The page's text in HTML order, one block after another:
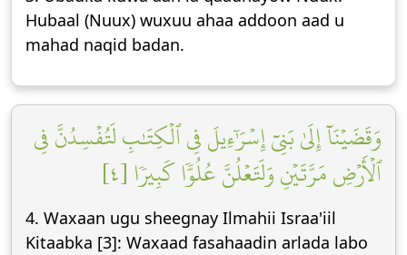
Hubaal (Nuux) wuxuu ahaa addoon aad u
mahad naqid badan.
وَقَضَيۡنَآ إِلَىٰ بَنِيٓ إِسۡرَٰٓءِيلَ فِي ٱلۡكِتَٰبِ لَتُفۡسِدُنَّ فِي
ٱلۡأَرۡضِ مَرَّتَيۡنِ وَلَتَعۡلُنَّ عُلُوّٗا كَبِيرٗا [٤]
4. Waxaan ugu sheegnay Ilmahii Israa'iil
Kitaabka [3]: Waxaad fasahaadin arlada labo